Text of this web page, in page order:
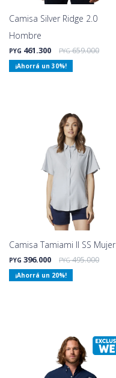
Camisa Silver Ridge 2.0
Hombre
PYG 461.300 PYG 659.000
30
Camisa Tamiami II SS Mujer
PYG 396.000 PYG 495.000
20